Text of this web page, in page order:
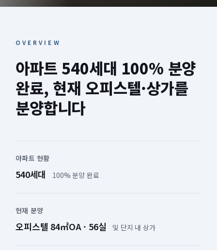
OVERVIEW
아파트 540세대 100% 분양
완료, 현재 오피스텔·상가를
분양합니다
아파트 현황
540세대 100% 분양 완료
현재 분양
오피스텔 84㎡OA · 56실 및 단지 내 상가